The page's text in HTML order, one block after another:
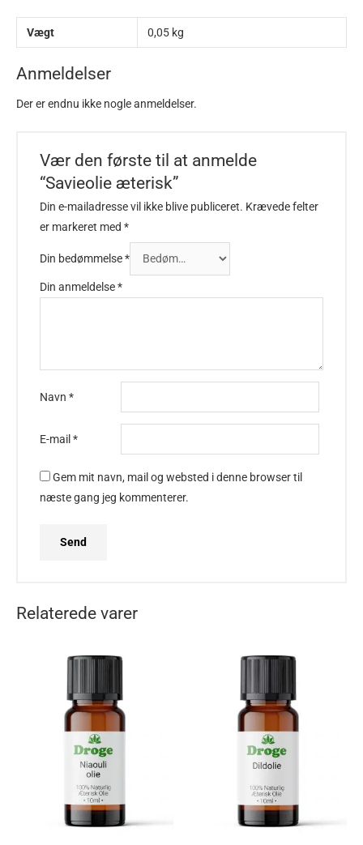
Vægt 0,05 kg
Anmeldelser
Der er endnu ikke nogle anmeldelser.
Vær den første til at anmelde
“Savieolie æterisk”
Din e-mailadresse vil ikke blive publiceret. Krævede felter
er markeret med*
Din bedømmelse*
Din anmeldelse*
Navn*
E-mail*
Gem mit navn, mail og websted i denne browser til
næste gang jeg kommenterer.
Relaterede varer